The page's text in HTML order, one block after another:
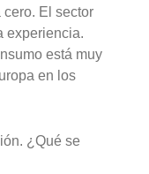
El sector
experiencia.
está muy
en los
¿Qué se